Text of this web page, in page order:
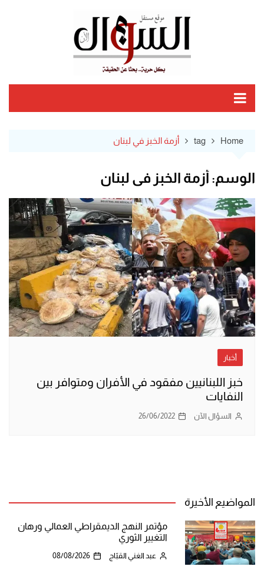
Home
tag أزمة الخبز في لبنان
الوسم: أزمة الخبز في لبنان
أخبار
خبز اللبنانيين مفقود في الأفران ومتوافر بين
النفايات
السؤال الآن 26/06/2022
المواضيع الأخيرة
مؤتمر النهج الديمقراطي العمالي ورهان
التغيير الثوري
عبد الغني القبّاج 08/08/2026